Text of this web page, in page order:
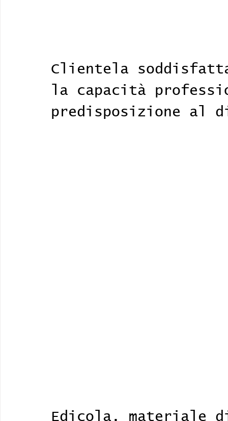
Clientela
la capacità
predisposizione al
Edicola, materiale